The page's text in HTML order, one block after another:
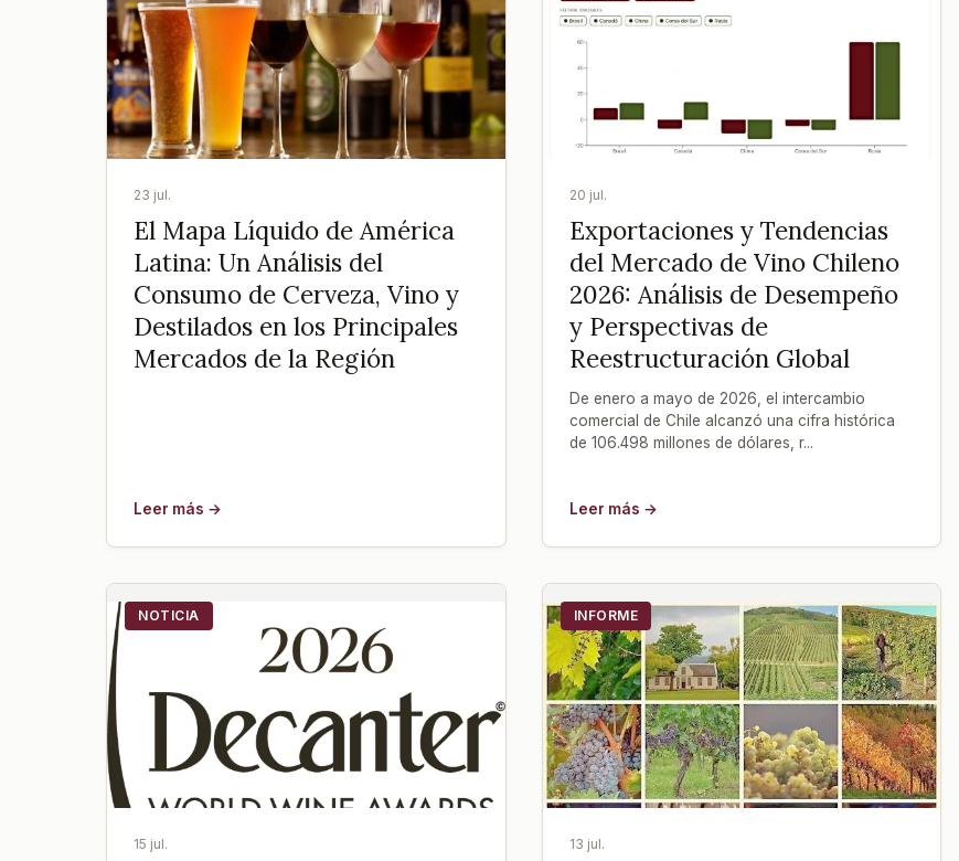
23 jul.
El Mapa Líquido de América
Latina: Un Análisis del
Consumo de Cerveza, Vino y
Destilados en los Principales
Mercados de la Región
Leer más →
20 jul.
Exportaciones y Tendencias
del Mercado de Vino Chileno
2026: Análisis de Desempeño
y Perspectivas de
Reestructuración Global
De enero a mayo de 2026, el intercambio
comercial de Chile alcanzó una cifra histórica
de 106.498 millones de dólares, r...
Leer más →
NOTICIA
15 jul.
INFORME
13 jul.